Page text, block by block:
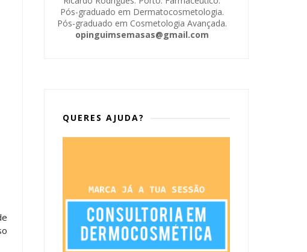
Pós-graduado em Dermatocosmetologia.
Pós-graduado em Cosmetologia Avançada.
opinguimsemasas@gmail.com
QUERES AJUDA?